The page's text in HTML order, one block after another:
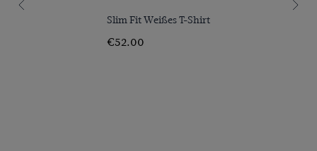
Slim Fit Weißes T-Shirt
€52.00